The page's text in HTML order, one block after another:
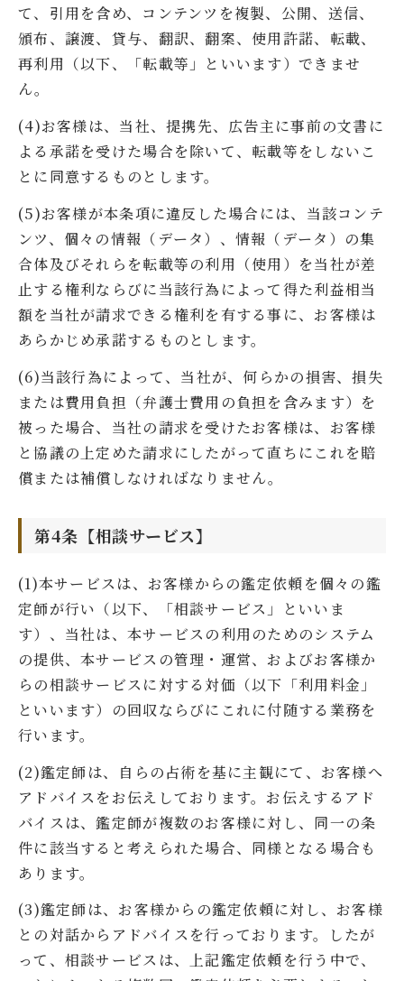
て、引用を含め、コンテンツを複製、公開、送信、
頒布、譲渡、貸与、翻訳、翻案、使用許諾、転載、
再利用（以下、「転載等」といいます）できませ
ん。
(4)お客様は、当社、提携先、広告主に事前の文書に
よる承諾を受けた場合を除いて、転載等をしないこ
とに同意するものとします。
(5)お客様が本条項に違反した場合には、当該コンテ
ンツ、個々の情報（データ）、情報（データ）の集
合体及びそれらを転載等の利用（使用）を当社が差
止する権利ならびに当該行為によって得た利益相当
額を当社が請求できる権利を有する事に、お客様は
あらかじめ承諾するものとします。
(6)当該行為によって、当社が、何らかの損害、損失
または費用負担（弁護士費用の負担を含みます）を
被った場合、当社の請求を受けたお客様は、お客様
と協議の上定めた請求にしたがって直ちにこれを賠
償または補償しなければなりません。
第4条【相談サービス】
(1)本サービスは、お客様からの鑑定依頼を個々の鑑
定師が行い（以下、「相談サービス」といいま
す）、当社は、本サービスの利用のためのシステム
の提供、本サービスの管理・運営、およびお客様か
らの相談サービスに対する対価（以下「利用料金」
といいます）の回収ならびにこれに付随する業務を
行います。
(2)鑑定師は、自らの占術を基に主観にて、お客様へ
アドバイスをお伝えしております。お伝えするアド
バイスは、鑑定師が複数のお客様に対し、同一の条
件に該当すると考えられた場合、同様となる場合も
あります。
(3)鑑定師は、お客様からの鑑定依頼に対し、お客様
との対話からアドバイスを行っております。したが
って、相談サービスは、上記鑑定依頼を行う中で、